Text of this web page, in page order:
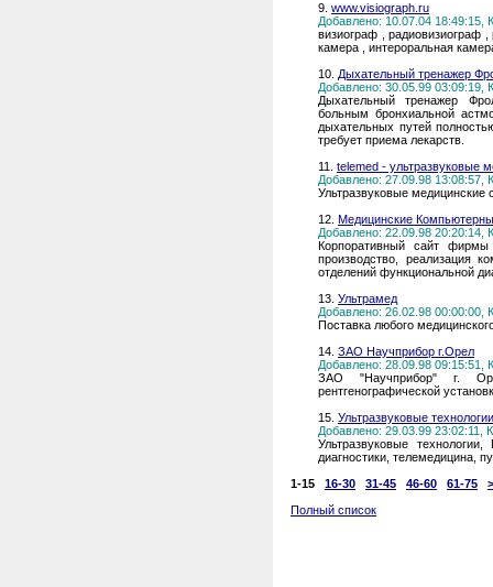
9. www.visiograph.ru
Добавлено: 10.07.04 18:49:15,
визиограф , радиовизиограф
камера , интероральная
10. Дыхательный тренажер
Добавлено: 30.05.99 03:09:19,
Дыхательный тренажер
больным бронхиальной
дыхательных путей
требует приема лекарств.
11. telemed - ультразвуковые
Добавлено: 27.09.98 13:08:57,
Ультразвуковые
12. Медицинские
Добавлено: 22.09.98 20:20:14,
Корпоративный сайт
производство, реализация
отделений функциональной
13. Ультрамед
Добавлено: 26.02.98 00:00:00,
Поставка любого
14. ЗАО Научприбор г.Орел
Добавлено: 28.09.98 09:15:51,
ЗАО "Научприбор" г.
рентгенографической
15. Ультразвуковые технологии
Добавлено: 29.03.99 23:02:11,
Ультразвуковые
диагностики, телемедицина,
1-15
16-30 31-45 46-60 61-75
Полный список